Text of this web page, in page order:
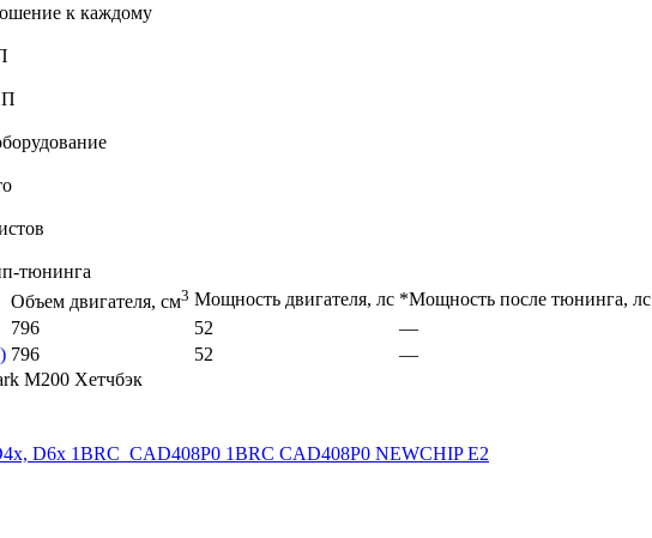
к каждому
тюнинга
Объем двигателя, см3 Мощность двигателя, лс *Мощность после тюнинга, лс
796 52
—
796 52
—
M200 Хетчбэк
D6x 1BRC_CAD408P0 1BRC CAD408P0 NEWCHIP E2